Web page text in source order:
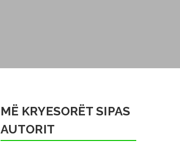
MË KRYESORËT SIPAS
AUTORIT